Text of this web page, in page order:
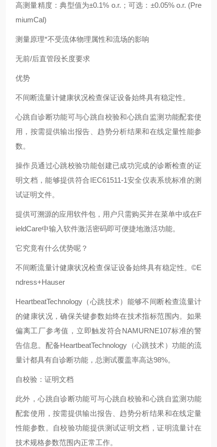
高测量精度：典型值为±0.1% o.r.；可选：±0.05% o.r. (Pre
miumCal)
测量原理*不受流体物理属性和流场的影响
无前/后直管段长度要求
优势
不间断流量计健康状况检查保证设备始终具有稳定性。
心跳自诊断功能可与心跳自校验和心跳自监测功能配套使
用，按需提供输出报告、趋势分析结果和在线定量性能参
数。
操作员通过心跳校验功能创建已成功完成的诊断检查的证
明文档，能够提供符合IEC61511-1安全仪表系统标准的测
试证明文件。
提供可溯源的应用软件包，用户只需购买并在菜单中或在F
ieldCare中输入软件激活密码即可便捷地激活功能。
它究竟有什么优势呢？
不间断流量计健康状况检查保证设备始终具有稳定性。©E
ndress+Hauser
HeartbeatTechnology（心跳技术）能够不间断检查流量计
的健康状况，确保关键参数始终在技术指标范围内。如果
偏离工厂参考值，立即触发符合NAMURNE107标准的警
告信息。配备HeartbeatTechnology（心跳技术）功能的流
量计都具有自诊断功能，总测试覆盖率高达98%。
自校验：证明文档
此外，心跳自诊断功能可与心跳自校验和心跳自监测功能
配套使用，按需提供输出报告、趋势分析结果和在线定量
性能参数。自校验功能提供测试证明文档，证明流量计在
技术规格参数范围内正常工作。